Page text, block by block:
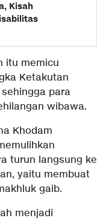
Kisah
itu memicu
Ketakutan
para
wibawa.
Khodam
turun langsung ke
yaitu membuat
gaib.
menjadi